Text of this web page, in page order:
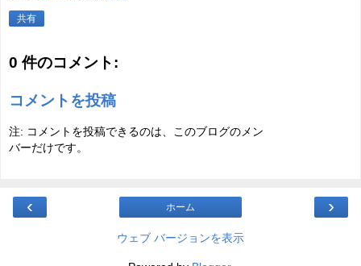
共有
0 件のコメント:
コメントを投稿
注: コメントを投稿できるのは、このブログのメン
バーだけです。
‹ ›
ホーム
ウェブ バージョンを表示